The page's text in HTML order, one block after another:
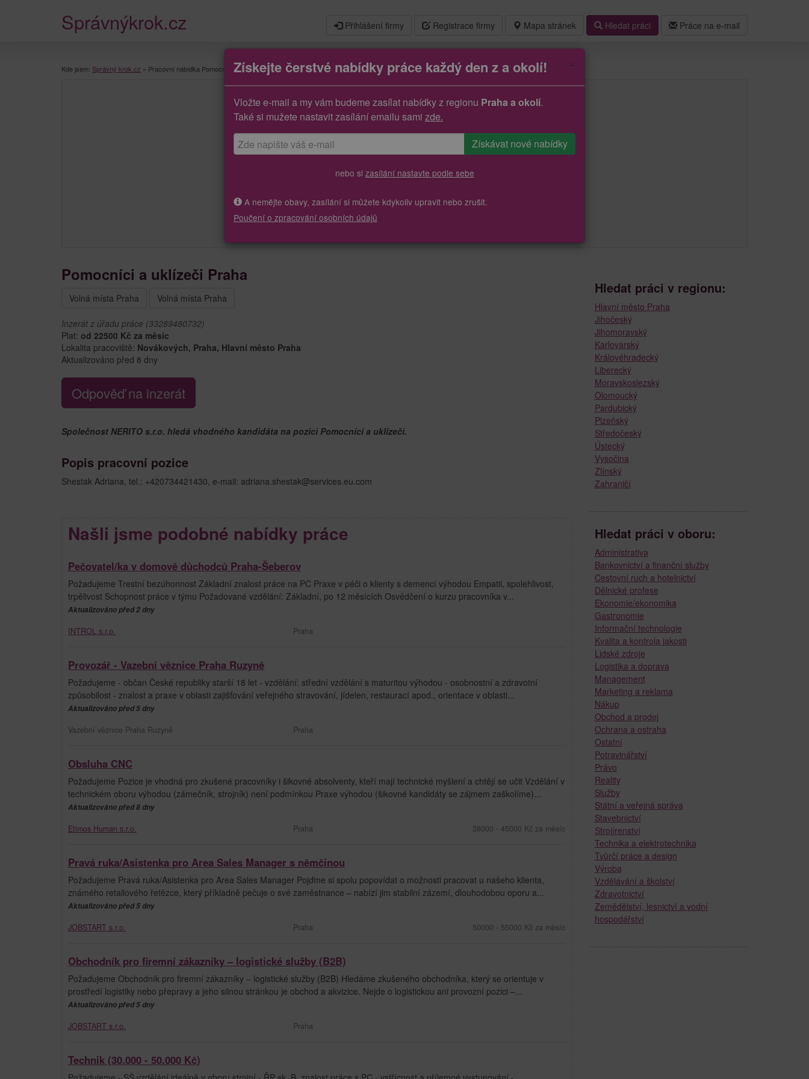
Mapa stránek Hledat práci Práce na e-mail
Správnýkrok.cz Přihlášení firmy Registrace firmy
Kde jsem: Správný krok.cz » Pracovní nabídka Pomocníci a uklízeči
Pomocníci a uklízeči Praha
Volná místa Praha Volná místa Praha
Inzerát z úřadu práce (33289480732)
Plat: od 22500 Kč za měsíc
Lokalita pracoviště: Novákových, Praha, Hlavní město Praha
Aktualizováno před 8 dny
Odpověď na inzerát
Společnost NERITO s.r.o. hledá vhodného kandidáta na pozici Pomocníci a uklízeči.
Popis pracovní pozice
Shestak Adriana, tel.: +420734421430, e-mail: adriana.shestak@services.eu.com
Našli jsme podobné nabídky práce
Pečovatel/ka v domově důchodců Praha-Šeberov
Požadujeme Trestní bezúhonnost Základní znalost práce na PC Praxe v péči o klienty s demencí výhodou Empatii, spolehlivost,
trpělivost Schopnost práce v týmu Požadované vzdělání: Základní, po 12 měsících Osvědčení o kurzu pracovníka v...
Aktualizováno před 2 dny
INTROL s.r.o. Praha
Provozář - Vazební věznice Praha Ruzyně
Požadujeme - občan České republiky starší 18 let - vzdělání: střední vzdělání s maturitou výhodou - osobnostní a zdravotní
způsobilost - znalost a praxe v oblasti zajišťování veřejného stravování, jídelen, restaurací apod., orientace v oblasti...
Aktualizováno před 5 dny
Vazební věznice Praha Ruzyně Praha
Obsluha CNC
Požadujeme Pozice je vhodná pro zkušené pracovníky i šikovné absolventy, kteří mají technické myšlení a chtějí se učit Vzdělání v
technickém oboru výhodou (zámečník, strojník) není podmínkou Praxe výhodou (šikovné kandidáty se zájmem zaškolíme)...
Aktualizováno před 8 dny
Etimos Human s.r.o. Praha 38000 - 45000 Kč za měsíc
Pravá ruka/Asistenka pro Area Sales Manager s němčinou
Požadujeme Pravá ruka/Asistenka pro Area Sales Manager Pojďme si spolu popovídat o možnosti pracovat u našeho klienta,
známého retailového řetězce, který příkladně pečuje o své zaměstnance – nabízí jim stabilní zázemí, dlouhodobou oporu a...
Aktualizováno před 5 dny
JOBSTART s.r.o. Praha 50000 - 55000 Kč za měsíc
Obchodník pro firemní zákazníky – logistické služby (B2B)
Požadujeme Obchodník pro firemní zákazníky – logistické služby (B2B) Hledáme zkušeného obchodníka, který se orientuje v
prostředí logistiky nebo přepravy a jeho silnou stránkou je obchod a akvizice. Nejde o logistickou ani provozní pozici –...
Aktualizováno před 5 dny
JOBSTART s.r.o. Praha
Technik (30.000 - 50.000 Kč)
Získejte čerstvé nabídky práce každý den z a okolí!
Vložte e-mail a my vám budeme zasílat nabídky z regionu Praha a okolí.
Také si mužete nastavit zasílání emailu sami zde.
nebo si zasílání nastavte podle sebe
A nemějte obavy, zasílání si můžete kdykoliv upravit nebo zrušit.
Poučení o zpracování osobních údajů
Hledat práci v regionu:
Hlavní město Praha
Jihočeský
Jihomoravský
Karlovarský
Královéhradecký
Liberecký
Moravskoslezský
Olomoucký
Pardubický
Plzeňský
Středočeský
Ústecký
Vysočina
Zlínský
Zahraničí
Hledat práci v oboru:
Administrativa
Bankovnictví a finanční služby
Cestovní ruch a hotelnictví
Dělnické profese
Ekonomie/ekonomika
Gastronomie
Informační technologie
Kvalita a kontrola jakosti
Lidské zdroje
Logistika a doprava
Management
Marketing a reklama
Nákup
Obchod a prodej
Ochrana a ostraha
Ostatní
Potravinářství
Právo
Reality
Služby
Státní a veřejná správa
Stavebnictví
Strojírenství
Technika a elektrotechnika
Tvůrčí práce a design
Výroba
Vzdělávání a školství
Zdravotnictví
Zemědělství, lesnictví a vodní
hospodářství